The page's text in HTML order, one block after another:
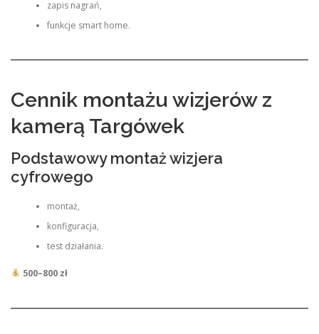
zapis nagrań,
funkcje smart home.
Cennik montażu wizjerów z
kamerą Targówek
Podstawowy montaż wizjera
cyfrowego
montaż,
konfiguracja,
test działania.
500–800 zł